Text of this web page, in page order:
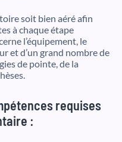
soit bien aéré afin
à chaque étape
l’équipement, le
et d’un grand nombre de
de pointe, de la
requises
: